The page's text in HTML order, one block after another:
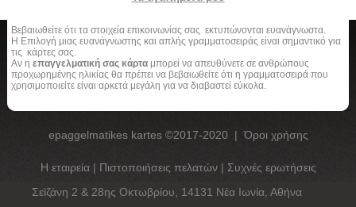
Βεβαιωθείτε ότι τα στοιχεία επικοινωνίας σας εκτυπώνονται ευανάγνωστα.
Η Επιλογή μιας ευανάγνωστης και απλής γραμματοσειράς είναι σημαντικό για
τις κάρτες σας.
Αν η επαγγελματική σας κάρτα μπορεί να απευθύνετε σε ανθρώπους
προχωρημένης ηλικίας θα πρέπει να βεβαιωθείτε ότι η γραμματοσειρά που
χρησιμοποιείτε είναι αρκετά μεγάλη για να διαβαστεί εύκολα.
epaggelmatikes kartes ©2017-2020 | Όροι χρήσης
Η εταιρεία | Πιστοποιήσεις πελατών | Συχνές ερωτήσεις
Σεϊζάνη 2 & 28ης Οκτωβρίου, 14131 Νέα Ιωνία, Αθήνα